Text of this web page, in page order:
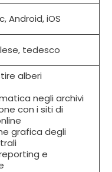
Android, iOS
tedesco
alberi
negli archivi
con i siti di
grafica degli
e